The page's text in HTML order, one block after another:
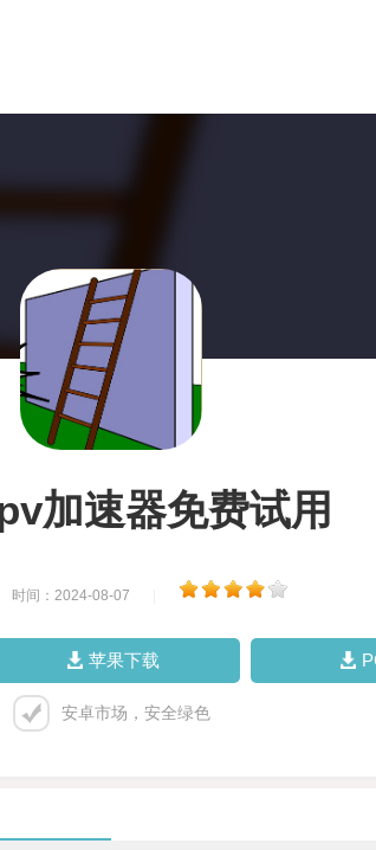
加速器免费试用
时间：2024-08-07
苹果下载
安卓市场，安全绿色